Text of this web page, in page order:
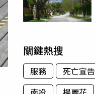
關鍵熱搜
服務 死亡宣告